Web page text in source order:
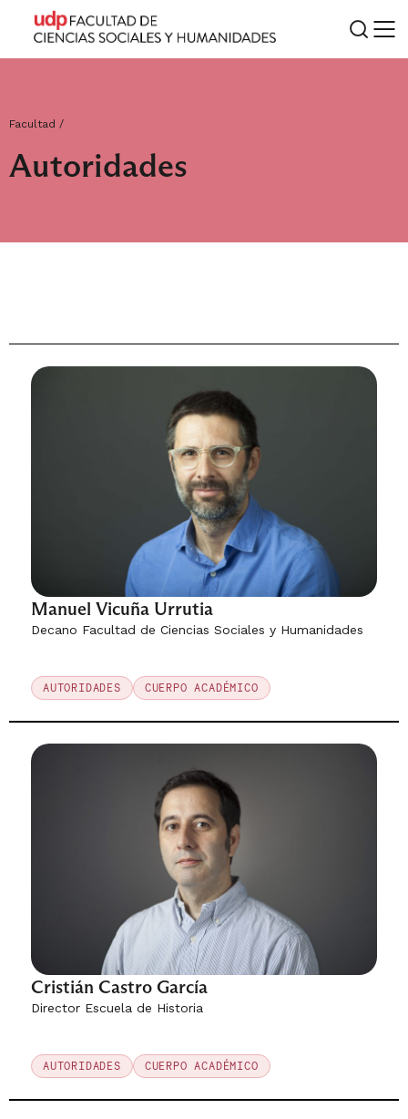
Facultad /
Autoridades
Manuel Vicuña Urrutia
Decano Facultad de Ciencias Sociales y Humanidades
AUTORIDADES CUERPO ACADÉMICO
Cristián Castro García
Director Escuela de Historia
AUTORIDADES CUERPO ACADÉMICO